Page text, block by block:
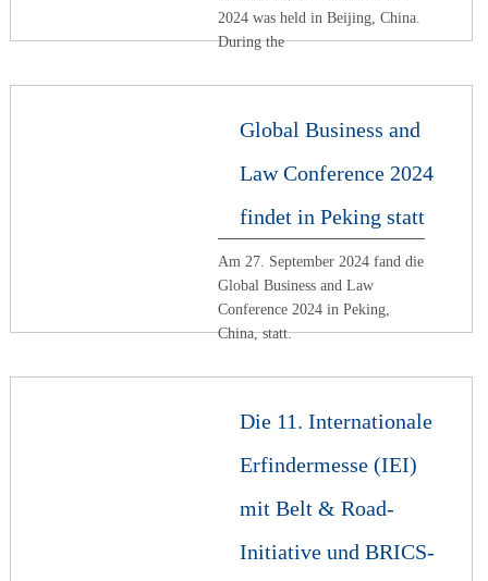
2024 was held in Beijing, China.
During the
Global Business and
Law Conference 2024
findet in Peking statt
Am 27. September 2024 fand die
Global Business and Law
Conference 2024 in Peking,
China, statt.
Die 11. Internationale
Erfindermesse (IEI)
mit Belt & Road-
Initiative und BRICS-